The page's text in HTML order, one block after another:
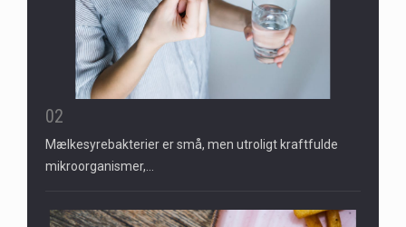
02
Mælkesyrebakterier er små, men utroligt kraftfulde
mikroorganismer,…